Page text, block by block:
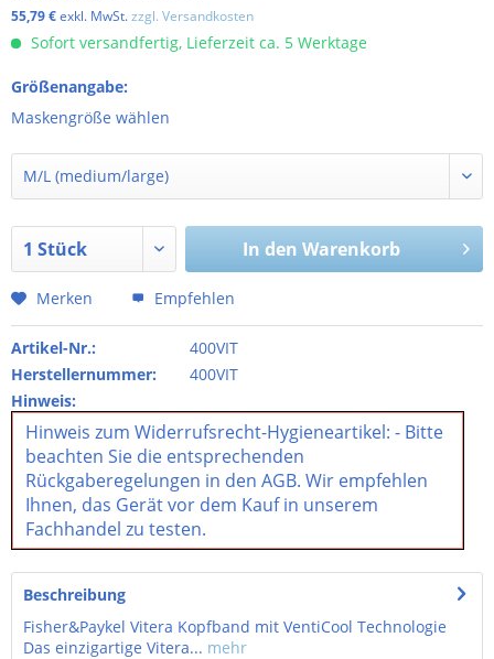
55,79 €exkl. MwSt.zzgl. Versandkosten
Sofort versandfertig, Lieferzeit ca. 5 Werktage
Größenangabe:
Maskengröße wählen
In den Warenkorb
Merken Empfehlen
Artikel-Nr.:
400VIT
Herstellernummer:
400VIT
Hinweis:
Hinweis zum Widerrufsrecht-Hygieneartikel: - Bitte
beachten Sie die entsprechenden
Rückgaberegelungen in den AGB. Wir empfehlen
Ihnen, das Gerät vor dem Kauf in unserem
Fachhandel zu testen.
Beschreibung
Fisher&Paykel Vitera Kopfband mit VentiCool Technologie
Das einzigartige Vitera... mehr